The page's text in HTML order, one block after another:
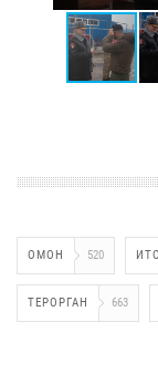
ОМОН 520
ТЕРОРГАН 663